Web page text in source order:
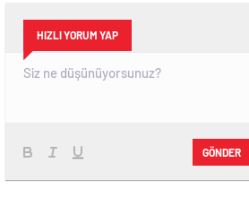
HIZLI YORUM YAP
GÖNDER